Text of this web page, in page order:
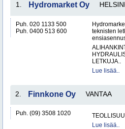
1. Hydromarket Oy
Puh. 020 1133 500
Puh. 0400 513 600
teknisten
LETKUJA..
Lue lisää..
2. Finnkone Oy VANTAA
Puh. (09) 3508 1020
Lue lisää..